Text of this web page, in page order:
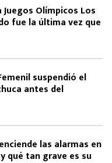
Olímpicos Los
fue la última vez que
suspendió el
antes del
las alarmas en
qué tan grave es su